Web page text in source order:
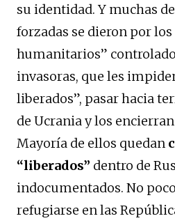
su identidad. Y muchas
forzadas se dieron por los
humanitarios”
invasoras, que les
liberados”, pasar hacia
de Ucrania y los
Mayoría de ellos quedan
“liberados” dentro de
indocumentados. No
refugiarse en las